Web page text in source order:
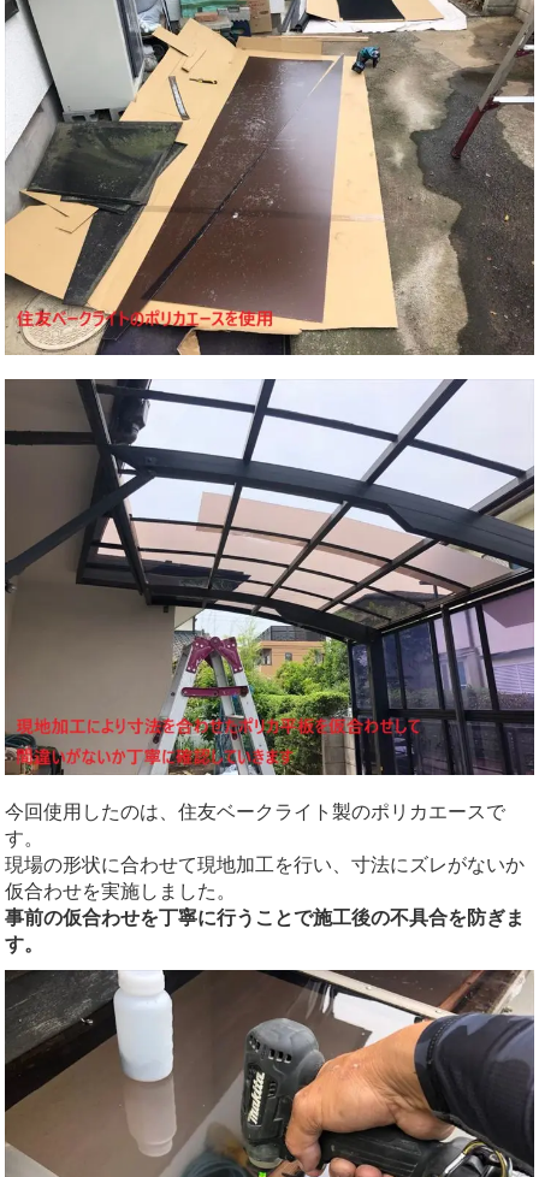
今回使用したのは、住友ベークライト製のポリカエースで
す。
現場の形状に合わせて現地加工を行い、寸法にズレがないか
仮合わせを実施しました。
事前の仮合わせを丁寧に行うことで施工後の不具合を防ぎま
す。